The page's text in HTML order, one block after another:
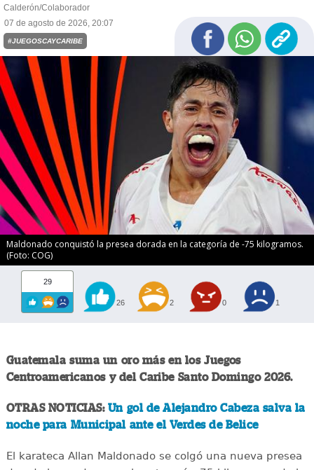
Calderón/Colaborador
07 de agosto de 2026, 20:07
#JUEGOSCAYCARIBE
Maldonado conquistó la presea dorada en la categoría de -75 kilogramos.
(Foto: COG)
29
26 2 0 1
Guatemala suma un oro más en los Juegos
Centroamericanos y del Caribe Santo Domingo 2026.
OTRAS NOTICIAS: Un gol de Alejandro Cabeza salva la
noche para Municipal ante el Verdes de Belice
El karateca Allan Maldonado se colgó una nueva presea